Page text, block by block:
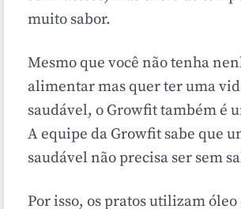
muito sabor.
Mesmo que você não tenha
alimentar mas quer ter uma
saudável, o Growfit também é
A equipe da Growfit sabe que
saudável não precisa ser sem
Por isso, os pratos utilizam óleo